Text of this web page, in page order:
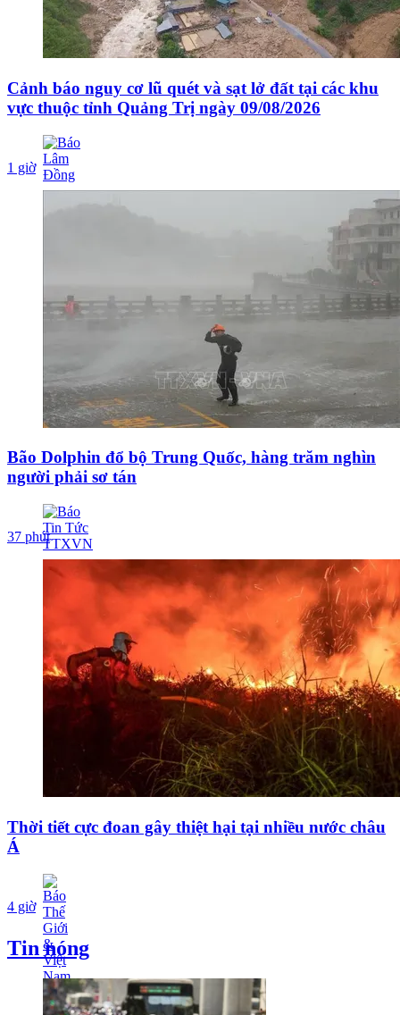
Cảnh báo nguy cơ lũ quét và sạt lở đất tại các khu
vực thuộc tỉnh Quảng Trị ngày 09/08/2026
1 giờ
Bão Dolphin đổ bộ Trung Quốc, hàng trăm nghìn
người phải sơ tán
37 phút
Thời tiết cực đoan gây thiệt hại tại nhiều nước châu
Á
4 giờ
Tin nóng